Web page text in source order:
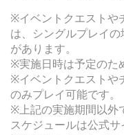
※イベントクエストや
は、シングルプレイ
があります。
※実施日時は予定のた
※イベントクエストや
のみプレイ可能です。
※上記の実施期間以外
スケジュールは公式サ